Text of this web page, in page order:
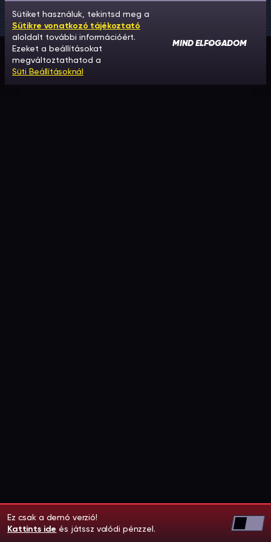
Ez csak a demó verzió!
Kattints ide és játssz valódi pénzzel.
Sütiket használuk, tekintsd meg a
Sütikre vonatkozó tájékoztató
aloldalt további információért.
Ezeket a beállításokat
megváltoztathatod a
Süti Beállításoknál
MIND ELFOGADOM